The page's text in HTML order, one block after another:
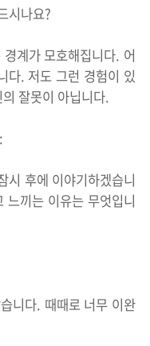
시나요?
계가 모호해집니다. 어
다. 저도 그런 경험이 있
잘못이 아닙니다.
시 후에 이야기하겠습니
끼는 이유는 무엇입니
니다. 때때로 너무 이완